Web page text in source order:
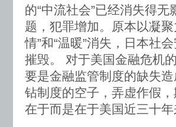
的“中流社会”已经消失得
题，犯罪增加。原本以凝
情”和“温暖”消失，日本社
摧毁。 对于美国金融危机
要是金融监管制度的缺失
钻制度的空子，弄虚作假
在于而是在于美国近三十